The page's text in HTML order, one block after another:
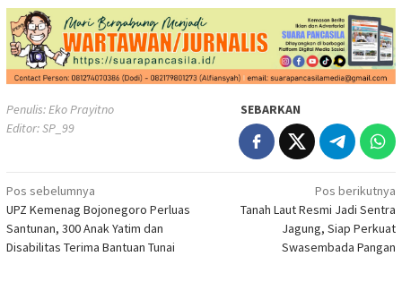
Penulis: Eko Prayitno
Editor: SP_99
SEBARKAN
Navigasi
pos
Pos sebelumnya
UPZ Kemenag Bojonegoro Perluas
Santunan, 300 Anak Yatim dan
Disabilitas Terima Bantuan Tunai
Pos berikutnya
Tanah Laut Resmi Jadi Sentra
Jagung, Siap Perkuat
Swasembada Pangan